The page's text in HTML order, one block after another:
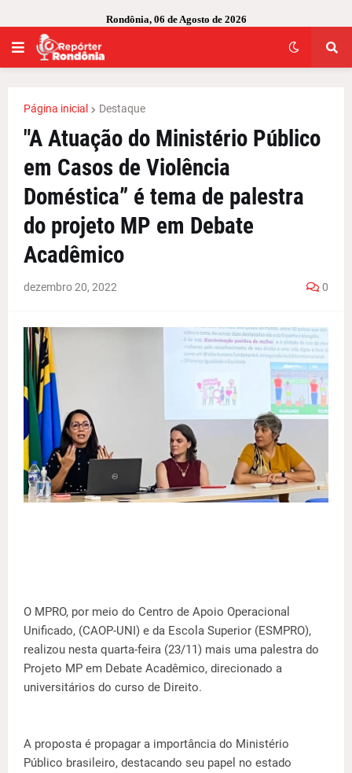
Rondônia, 06 de Agosto de 2026
Página inicial Destaque
"A Atuação do Ministério Público
em Casos de Violência
Doméstica” é tema de palestra
do projeto MP em Debate
Acadêmico
dezembro 20, 2022 0
O MPRO, por meio do Centro de Apoio Operacional
Unificado, (CAOP-UNI) e da Escola Superior (ESMPRO),
realizou nesta quarta-feira (23/11) mais uma palestra do
Projeto MP em Debate Acadêmico, direcionado a
universitários do curso de Direito.
A proposta é propagar a importância do Ministério
Público brasileiro, destacando seu papel no estado